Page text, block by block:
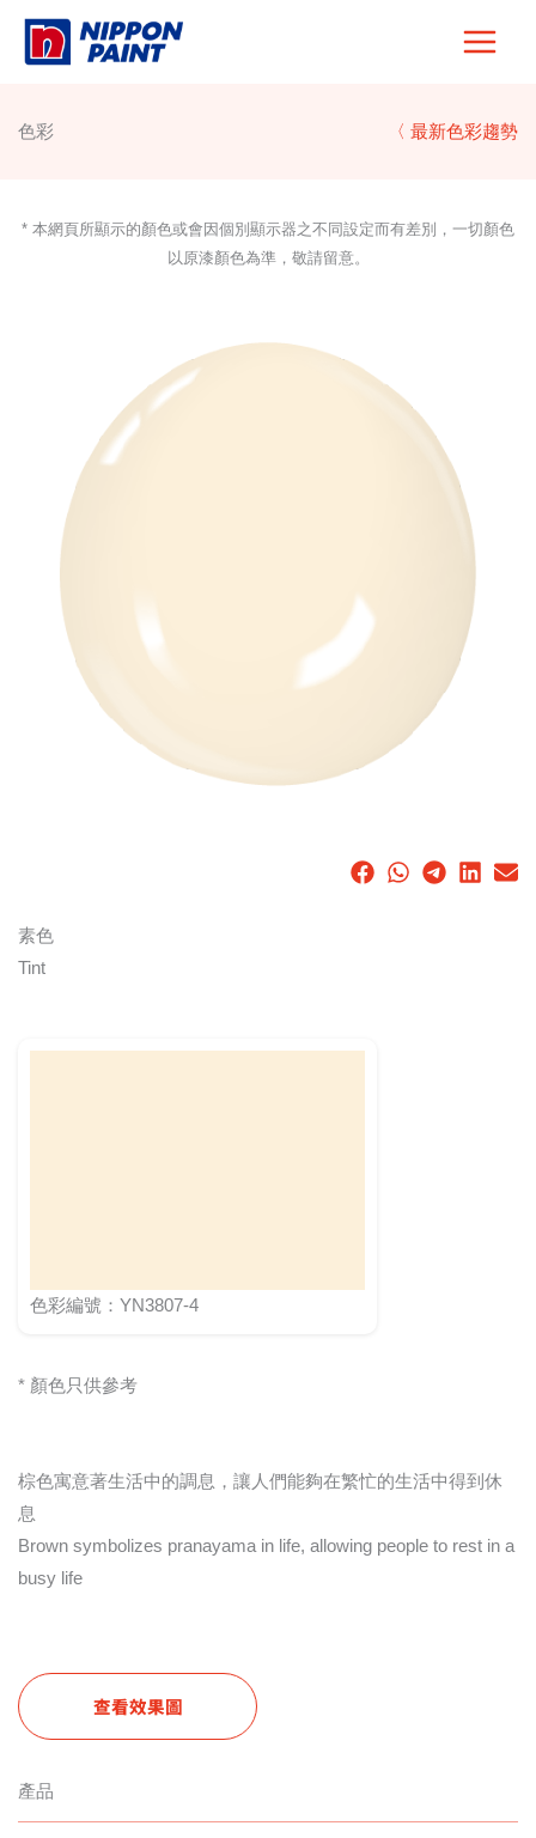
Skip
色彩 〈 最新色彩趨勢
* 本網頁所顯示的顏色或會因個別顯示器之不同設定而有差別，一切顏色
以原漆顏色為準，敬請留意。
素色
Tint
色彩編號：YN3807-4
* 顏色只供參考
棕色寓意著生活中的調息，讓人們能夠在繁忙的生活中得到休
息
Brown symbolizes pranayama in life, allowing people to rest in a
busy life
查看效果圖
產品